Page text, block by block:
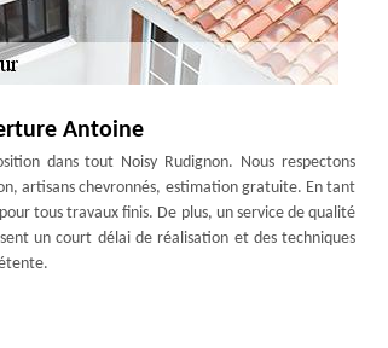
Antoine
dans tout Noisy Rudignon. Nous respectons
artisans chevronnés, estimation gratuite. En tant
tous travaux finis. De plus, un service de qualité
un court délai de réalisation et des techniques